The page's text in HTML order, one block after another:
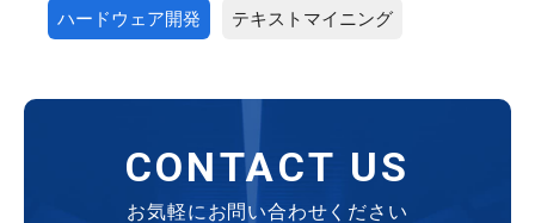
ハードウェア開発 テキストマイニング
CONTACT US
お気軽にお問い合わせください